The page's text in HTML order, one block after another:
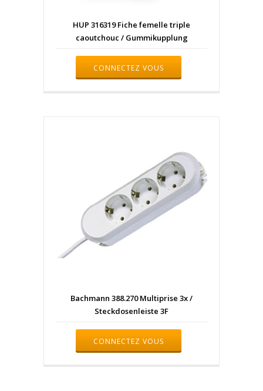
HUP 316319 Fiche femelle triple
caoutchouc / Gummikupplung
CONNECTEZ VOUS
Bachmann 388.270 Multiprise 3x /
Steckdosenleiste 3F
CONNECTEZ VOUS